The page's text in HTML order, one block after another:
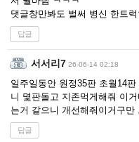
댓글창만봐도 벌써 병신 한트
답글
서서리7 26-06-14 02:18
일주일동안 원정35판 초월14
니 몇판돌고 지존먹게해줘 이
는거 같으니 개선해줘이거구
답글